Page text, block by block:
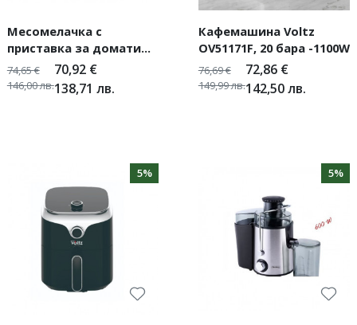
Месомелачка с
приставка за домати
Rosberg Premium -1300W
70,92 €
138,71 лв.
74,65€
146,00лв.
Кафемашина Voltz
OV51171F, 20 бара -1100W
72,86 €
142,50лв.
76,69€
149,99лв.
5% 5%